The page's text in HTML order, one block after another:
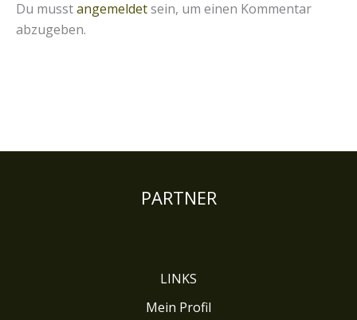
Du musstangemeldetsein, um einen Kommentar
abzugeben.
PARTNER
LINKS
Mein Profil